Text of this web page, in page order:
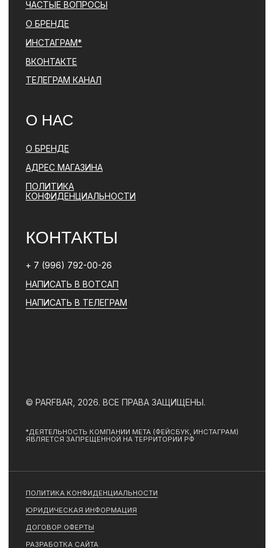
РАЗРАБОТКА САЙТА
ПОЛИТИКА КОНФИДЕНЦИАЛЬНОСТИ
ДОГОВОР ОФЕРТЫ